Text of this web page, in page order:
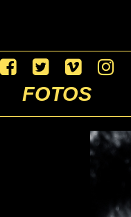
FOTOS